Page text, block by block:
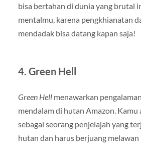
bisa bertahan di dunia yang brutal
mentalmu, karena pengkhianatan
mendadak bisa datang kapan saja!
4. Green Hell
Green Hellmenawarkan
mendalam di hutan Amazon. Kamu
sebagai seorang penjelajah yang
hutan dan harus berjuang melawan